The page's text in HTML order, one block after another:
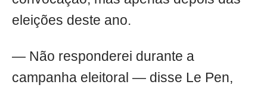
eleições deste ano.
— Não responderei durante a
campanha eleitoral — disse Le Pen,